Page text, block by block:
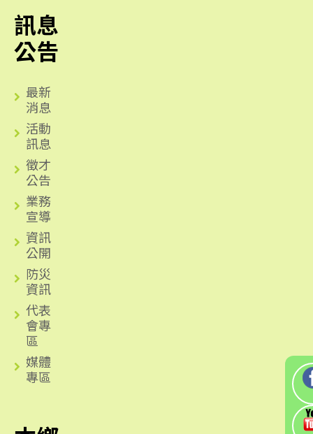
訊息
公告
最新
消息
活動
訊息
徵才
公告
業務
宣導
資訊
公開
防災
資訊
代表
會專
區
媒體
專區